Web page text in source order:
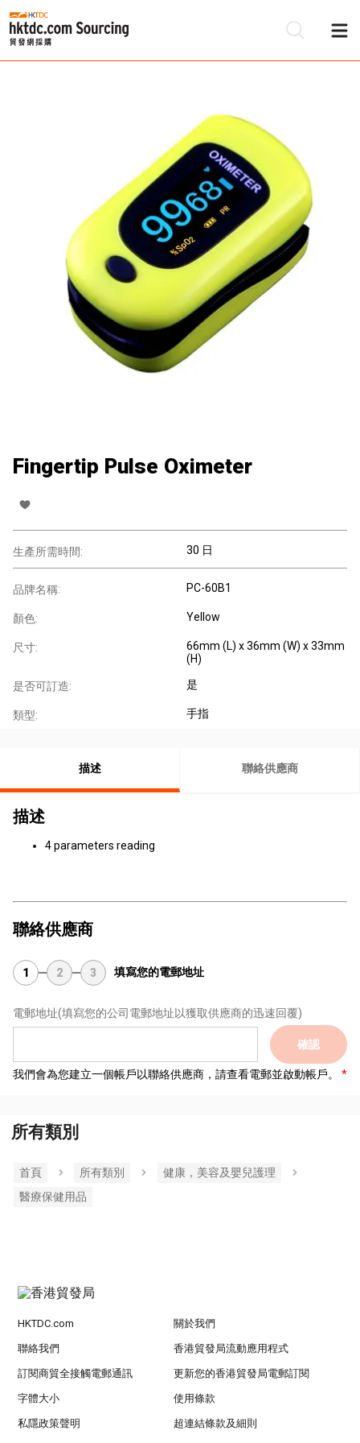
Fingertip Pulse Oximeter
生產所需時間: 30 日
品牌名稱: PC-60B1
顏色: Yellow
尺寸:
66mm (L) x 36mm (W) x 33mm
(H)
是否可訂造: 是
類型: 手指
描述 聯絡供應商
描述
4 parameters reading
聯絡供應商
1 2 3 填寫您的電郵地址
電郵地址(填寫您的公司電郵地址以獲取供應商的迅速回覆)
確認
我們會為您建立一個帳戶以聯絡供應商，請查看電郵並啟動帳戶。
所有類別
首頁 所有類別
健康，美容及嬰兒護理
醫療保健用品
HKTDC.com 關於我們
聯絡我們 香港貿發局流動應用程式
訂閱商貿全接觸電郵通訊 更新您的香港貿發局電郵訂閱
字體大小 使用條款
私隱政策聲明 超連結條款及細則